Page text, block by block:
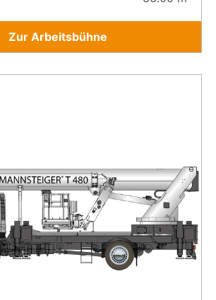
Zur Arbeitsbühne